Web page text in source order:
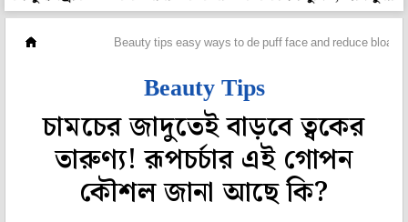
Beauty tips easy ways to de puff face and reduce
Beauty Tips
চামচের জাদুতেই বাড়বে ত্বকের
তারুণ্য! রূপচর্চার এই গোপন
কৌশল জানা আছে কি?